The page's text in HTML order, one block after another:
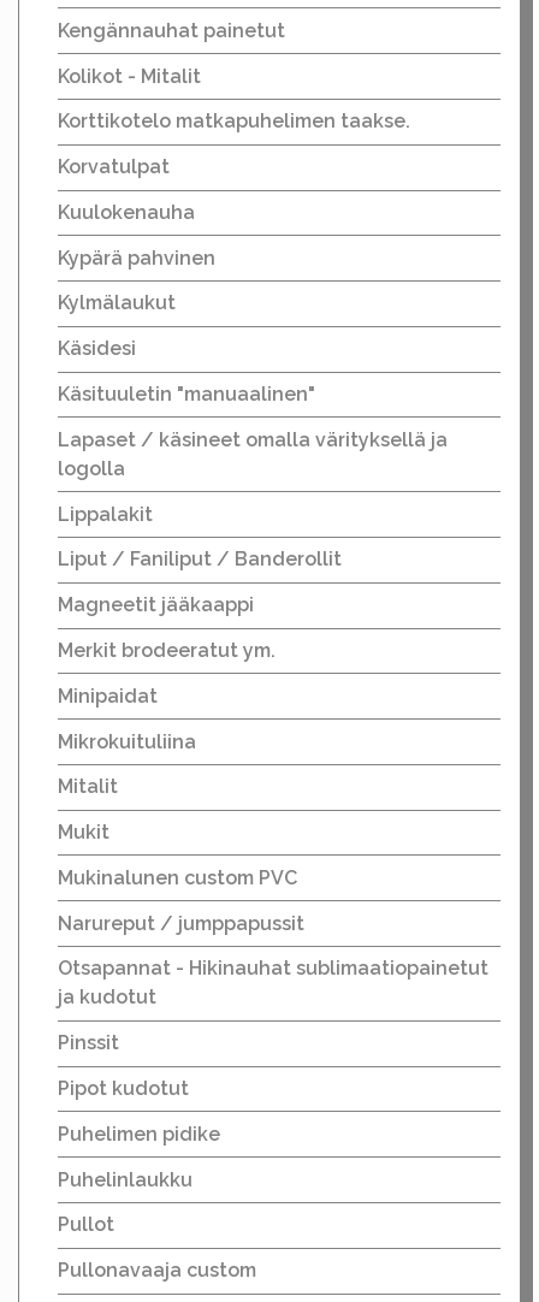
Kengännauhat painetut
Kolikot - Mitalit
Korttikotelo matkapuhelimen taakse.
Korvatulpat
Kuulokenauha
Kypärä pahvinen
Kylmälaukut
Käsidesi
Käsituuletin "manuaalinen"
Lapaset / käsineet omalla värityksellä ja
logolla
Lippalakit
Liput / Faniliput / Banderollit
Magneetit jääkaappi
Merkit brodeeratut ym.
Minipaidat
Mikrokuituliina
Mitalit
Mukit
Mukinalunen custom PVC
Narureput / jumppapussit
Otsapannat - Hikinauhat sublimaatiopainetut
ja kudotut
Pinssit
Pipot kudotut
Puhelimen pidike
Puhelinlaukku
Pullot
Pullonavaaja custom